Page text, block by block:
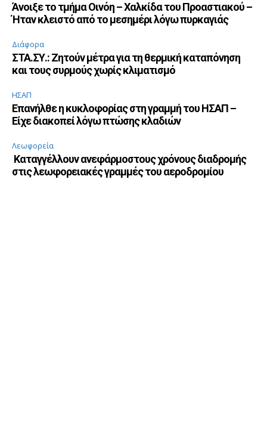
Άνοιξε το τμήμα Οινόη – Χαλκίδα του Προαστιακού –
Ήταν κλειστό από το μεσημέρι λόγω πυρκαγιάς
Διάφορα
ΣΤΑ.ΣΥ.: Ζητούν μέτρα για τη θερμική καταπόνηση
και τους συρμούς χωρίς κλιματισμό
ΗΣΑΠ
Επανήλθε η κυκλοφορίας στη γραμμή του ΗΣΑΠ –
Είχε διακοπεί λόγω πτώσης κλαδιών
Λεωφορεία
Καταγγέλλουν ανεφάρμοστους χρόνους διαδρομής
στις λεωφορειακές γραμμές του αεροδρομίου